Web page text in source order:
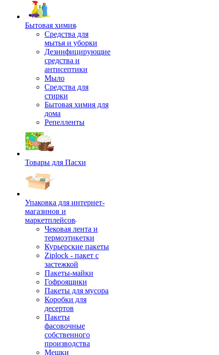
Бытовая химия
Средства для
мытья и уборки
Дезинфицирующие
средства и
антисептики
Мыло
Средства для
стирки
Бытовая химия для
дома
Репелленты
Товары для Пасхи
Упаковка для интернет-
магазинов и
маркетплейсов
Чековая лента и
термоэтикетки
Курьерские пакеты
Ziplock - пакет с
застежкой
Пакеты-майки
Гофроящики
Пакеты для мусора
Коробки для
десертов
Пакеты
фасовочные
собственного
производства
Мешки